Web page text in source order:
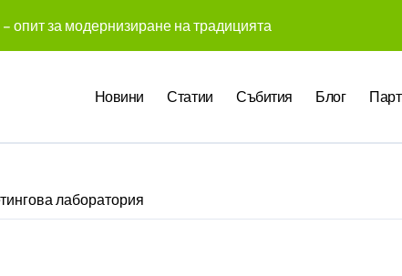
опит за модернизиране на традицията
Gemini на Google на хиляди клиенти на бизнес
забелязват мръсния офис още в първата седмица
Новини Статии Събития Блог
лаборатория